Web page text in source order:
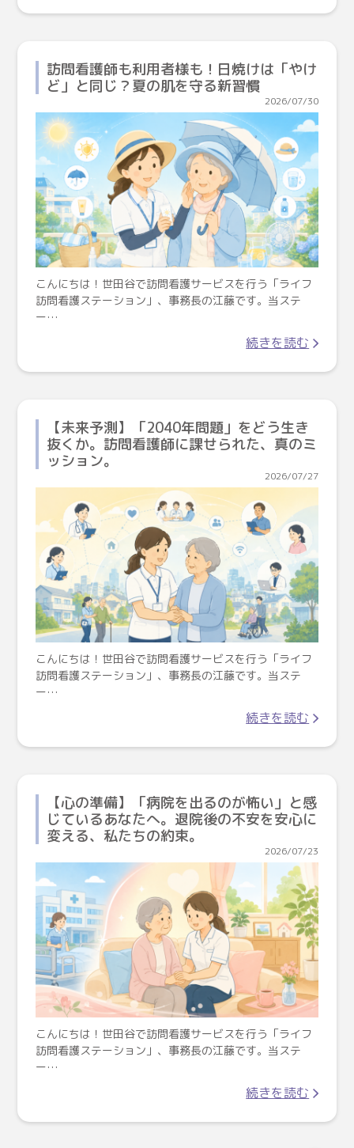
訪問看護師も利用者様も！日焼けは「やけ
ど」と同じ？夏の肌を守る新習慣
2026/07/30
こんにちは！世田谷で訪問看護サービスを行う「ライフ
訪問看護ステーション」、事務長の江藤です。当ステ
ー…
続きを読む
【未来予測】「2040年問題」をどう生き
抜くか。訪問看護師に課せられた、真のミ
ッション。
2026/07/27
こんにちは！世田谷で訪問看護サービスを行う「ライフ
訪問看護ステーション」、事務長の江藤です。当ステ
ー…
続きを読む
【心の準備】「病院を出るのが怖い」と感
じているあなたへ。退院後の不安を安心に
変える、私たちの約束。
2026/07/23
こんにちは！世田谷で訪問看護サービスを行う「ライフ
訪問看護ステーション」、事務長の江藤です。当ステ
ー…
続きを読む